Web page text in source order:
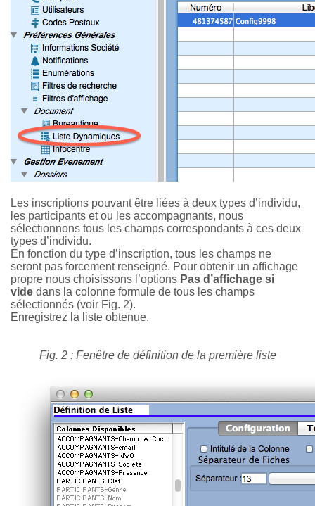
Les inscriptions pouvant être liées à deux types d’individu,
les participants et ou les accompagnants, nous
sélectionnons tous les champs correspondants à ces deux
types d’individu.
En fonction du type d’inscription, tous les champs ne
seront pas forcement renseigné. Pour obtenir un affichage
propre nous choisissons l’options Pas d’affichage si
vide dans la colonne formule de tous les champs
sélectionnés (voir Fig. 2).
Enregistrez la liste obtenue.
Fig. 2 : Fenêtre de définition de la première liste